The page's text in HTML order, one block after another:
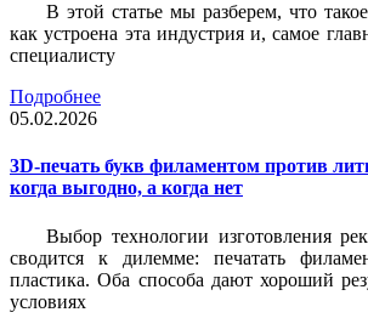
В этой статье мы разберем, что
как устроена эта индустрия и, самое
специалисту
Подробнее
05.02.2026
3D-печать букв филаментом против
когда выгодно, а когда нет
Выбор технологии изготовления
сводится к дилемме: печатать
пластика. Оба способа дают хороший
условиях